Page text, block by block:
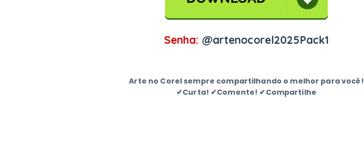
Senha: @artenocorel2025Pack1
Arte no Corel sempre compartilhando o melhor para você!
✔Curta! ✔Comente! ✔Compartilhe